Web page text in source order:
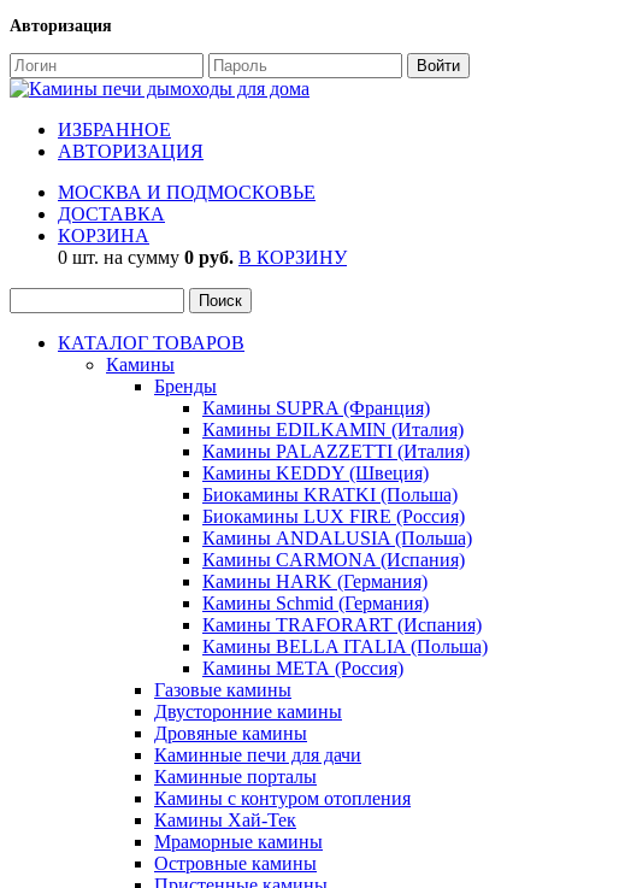
Авторизация
ИЗБРАННОЕ
АВТОРИЗАЦИЯ
МОСКВА И ПОДМОСКОВЬЕ
ДОСТАВКА
КОРЗИНА
0 шт. на сумму 0 руб. В КОРЗИНУ
КАТАЛОГ ТОВАРОВ
Камины
Бренды
Камины SUPRA (Франция)
Камины EDILKAMIN (Италия)
Камины PALAZZETTI (Италия)
Камины KEDDY (Швеция)
Биокамины KRATKI (Польша)
Биокамины LUX FIRE (Россия)
Камины ANDALUSIA (Польша)
Камины CARMONA (Испания)
Камины HARK (Германия)
Камины Schmid (Германия)
Камины TRAFORART (Испания)
Камины BELLA ITALIA (Польша)
Камины МЕТА (Россия)
Газовые камины
Двусторонние камины
Дровяные камины
Каминные печи для дачи
Каминные порталы
Камины с контуром отопления
Камины Хай-Тек
Мраморные камины
Островные камины